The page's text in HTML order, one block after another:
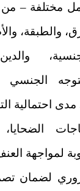
مختلفة – من
والطبقة،
مدى احتمالية
لمواجهة
لضمان